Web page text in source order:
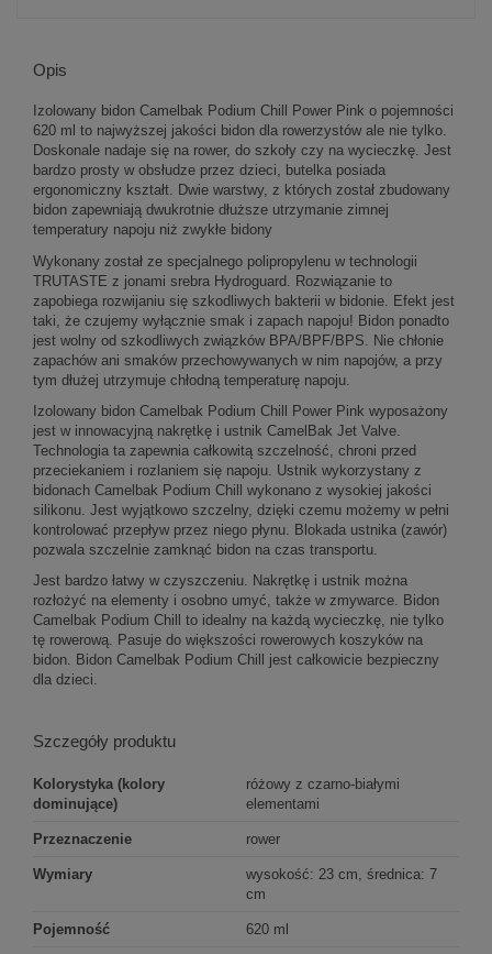
Opis
Izolowany bidon Camelbak Podium Chill Power Pink o pojemności
620 ml to najwyższej jakości bidon dla rowerzystów ale nie tylko.
Doskonale nadaje się na rower, do szkoły czy na wycieczkę. Jest
bardzo prosty w obsłudze przez dzieci, butelka posiada
ergonomiczny kształt. Dwie warstwy, z których został zbudowany
bidon zapewniają dwukrotnie dłuższe utrzymanie zimnej
temperatury napoju niż zwykłe bidony
Wykonany został ze specjalnego polipropylenu w technologii
TRUTASTE z jonami srebra Hydroguard. Rozwiązanie to
zapobiega rozwijaniu się szkodliwych bakterii w bidonie. Efekt jest
taki, że czujemy wyłącznie smak i zapach napoju! Bidon ponadto
jest wolny od szkodliwych związków BPA/BPF/BPS. Nie chłonie
zapachów ani smaków przechowywanych w nim napojów, a przy
tym dłużej utrzymuje chłodną temperaturę napoju.
Izolowany bidon Camelbak Podium Chill Power Pink wyposażony
jest w innowacyjną nakrętkę i ustnik CamelBak Jet Valve.
Technologia ta zapewnia całkowitą szczelność, chroni przed
przeciekaniem i rozlaniem się napoju. Ustnik wykorzystany z
bidonach Camelbak Podium Chill wykonano z wysokiej jakości
silikonu. Jest wyjątkowo szczelny, dzięki czemu możemy w pełni
kontrolować przepływ przez niego płynu. Blokada ustnika (zawór)
pozwala szczelnie zamknąć bidon na czas transportu.
Jest bardzo łatwy w czyszczeniu. Nakrętkę i ustnik można
rozłożyć na elementy i osobno umyć, także w zmywarce. Bidon
Camelbak Podium Chill to idealny na każdą wycieczkę, nie tylko
tę rowerową. Pasuje do większości rowerowych koszyków na
bidon. Bidon Camelbak Podium Chill jest całkowicie bezpieczny
dla dzieci.
Szczegóły produktu
Kolorystyka (kolory
dominujące)
różowy z czarno-białymi
elementami
Przeznaczenie rower
Wymiary
wysokość: 23 cm, średnica: 7
cm
Pojemność 620 ml